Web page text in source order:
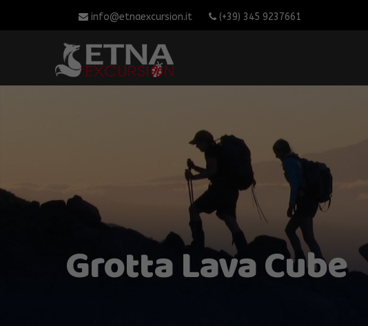
info@etnaexcursion.it (+39) 345 9237661
Grotta Lava Cube